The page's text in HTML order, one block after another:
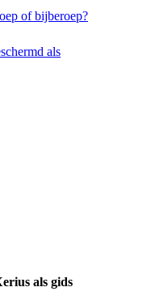
of bijberoep?
als
als gids